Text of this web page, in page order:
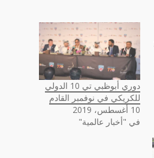
دوري أبوظبي تي 10 الدولي
للكريكي في نوفمبر القادم
10 أغسطس، 2019
في "أخبار عالمية"